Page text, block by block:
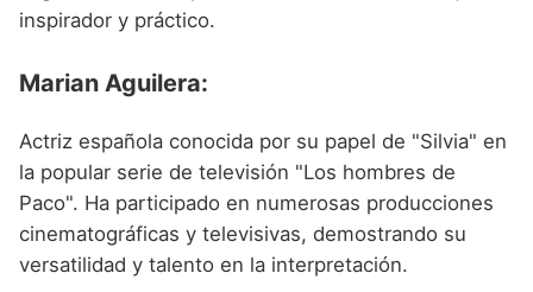
inspirador y práctico.
Marian Aguilera:
Actriz española conocida por su papel de "Silvia" en
la popular serie de televisión "Los hombres de
Paco". Ha participado en numerosas producciones
cinematográficas y televisivas, demostrando su
versatilidad y talento en la interpretación.